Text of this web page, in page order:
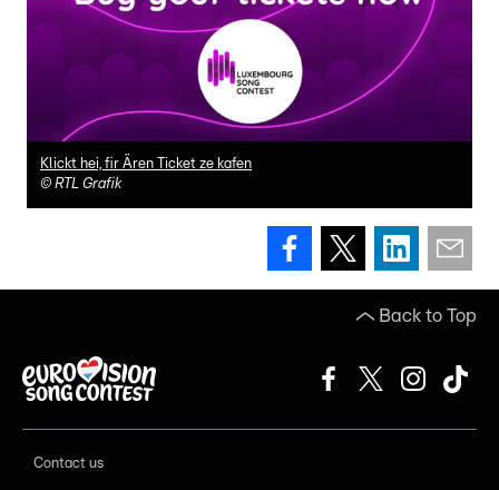
Klickt hei, fir Ären Ticket ze kafen
© RTL Grafik
Back to Top
Contact us